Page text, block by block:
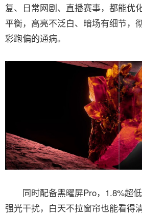
复、日常网剧、直播赛事，都能优
平衡，高亮不泛白、暗场有细节，
彩跑偏的通病。
同时配备黑曜屏Pro，1.8%超
强光干扰，白天不拉窗帘也能看得